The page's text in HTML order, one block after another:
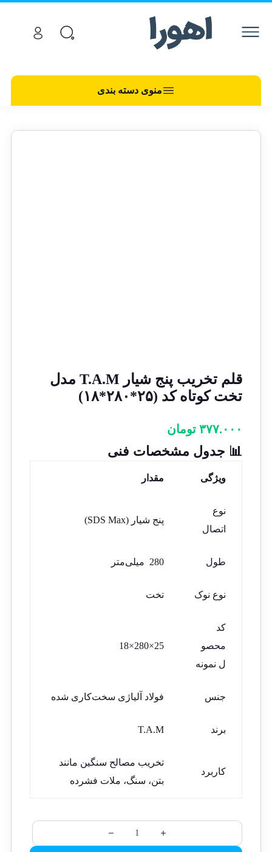
منوی دسته بندی
قلم تخریب پنج شیار T.A.M مدل
تخت کوتاه کد (۲۵*۲۸۰*۱۸)
۳۷۷.۰۰۰ تومان
📊 جدول مشخصات فنی
ویژگی مقدار
نوع
اتصال
پنج شیار (SDS Max)
طول 280 میلی‌متر
نوع نوک تخت
کد
محصو
ل نمونه
25×280×18
جنس فولاد آلیاژی سخت‌کاری شده
برند T.A.M
کاربرد
تخریب مصالح سنگین مانند
بتن، سنگ، ملات فشرده